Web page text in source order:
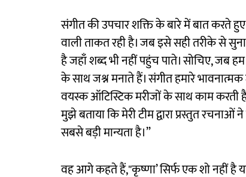
संगीत की उपचार शक्ति के बारे में बात करते
वाली ताकत रही है। जब इसे सही तरीके से
है जहाँ शब्द भी नहीं पहुंच पाते। सोचिए, जब
के साथ जश्न मनाते हैं। संगीत हमारे भावनात्मक
वयस्क ऑटिस्टिक मरीजों के साथ काम करती
मुझे बताया कि मेरी टीम द्वारा प्रस्तुत
सबसे बड़ी मान्यता है।”
वह आगे कहते हैं,"कृष्णा’ सिर्फ एक शो नहीं है